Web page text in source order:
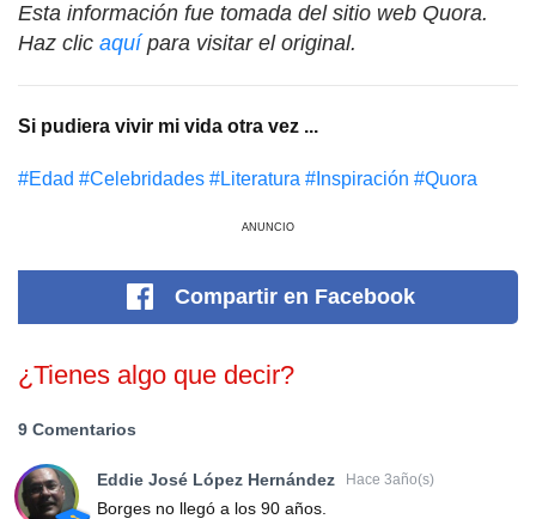
Esta información fue tomada del sitio web Quora.
Haz clic aquípara visitar el original.
Si pudiera vivir mi vida otra vez ...
#Edad #Celebridades #Literatura #Inspiración #Quora
ANUNCIO
Compartir en Facebook
¿Tienes algo que decir?
9 Comentarios
Eddie José López Hernández Hace 3año(s)
Borges no llegó a los 90 años.